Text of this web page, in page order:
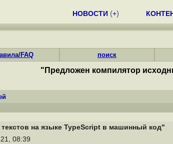
НОВОСТИ (+)
FAQ поиск
"Предложен компилятор
на языке TypeScript в машинный код"
08:39